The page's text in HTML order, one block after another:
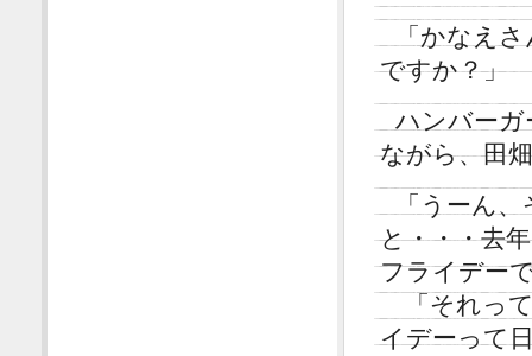
「かなえ
ですか？」
ハンバーガ
ながら、田
「うーん
と・・・去
フライデー
「それっ
イデーって